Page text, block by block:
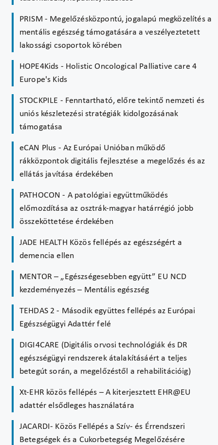
PRISM - Megelőzésközpontú, jogalapú megközelítés a
mentális egészség támogatására a veszélyeztetett
lakossági csoportok körében
HOPE4Kids - Holistic Oncological Palliative care 4
Europe's Kids
STOCKPILE - Fenntartható, előre tekintő nemzeti és
uniós készletezési stratégiák kidolgozásának
támogatása
eCAN Plus - Az Európai Unióban működő
rákközpontok digitális fejlesztése a megelőzés és az
ellátás javítása érdekében
PATHOCON - A patológiai együttműködés
előmozdítása az osztrák-magyar határrégió jobb
összeköttetése érdekében
JADE HEALTH Közös fellépés az egészségért a
demencia ellen
MENTOR – „Egészségesebben együtt” EU NCD
kezdeményezés – Mentális egészség
TEHDAS 2 - Második együttes fellépés az Európai
Egészségügyi Adattér felé
DIGI4CARE (Digitális orvosi technológiák és DR
egészségügyi rendszerek átalakításáért a teljes
betegút során, a megelőzéstől a rehabilitációig)
Xt-EHR közös fellépés – A kiterjesztett EHR@EU
adattér elsődleges használatára
JACARDI- Közös Fellépés a Szív- és Érrendszeri
Betegségek és a Cukorbetegség Megelőzésére